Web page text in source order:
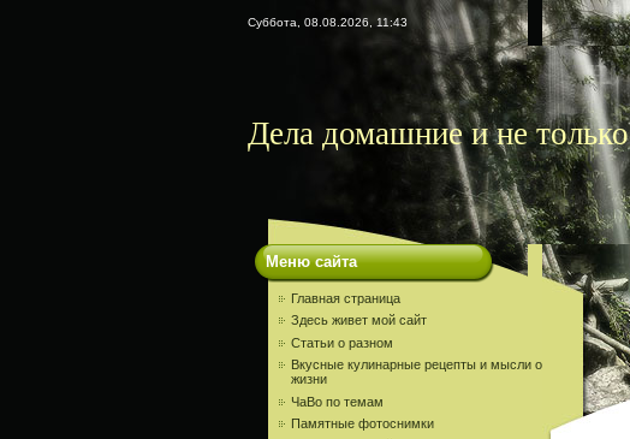
Суббота, 08.08.2026, 11:43
Дела домашние и не только
Меню сайта
Главная страница
Здесь живет мой сайт
Статьи о разном
Вкусные кулинарные рецепты и мысли о
жизни
ЧаВо по темам
Памятные фотоснимки